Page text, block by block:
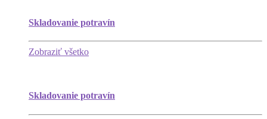
Skladovanie potravín
Zobraziť všetko
Skladovanie potravín